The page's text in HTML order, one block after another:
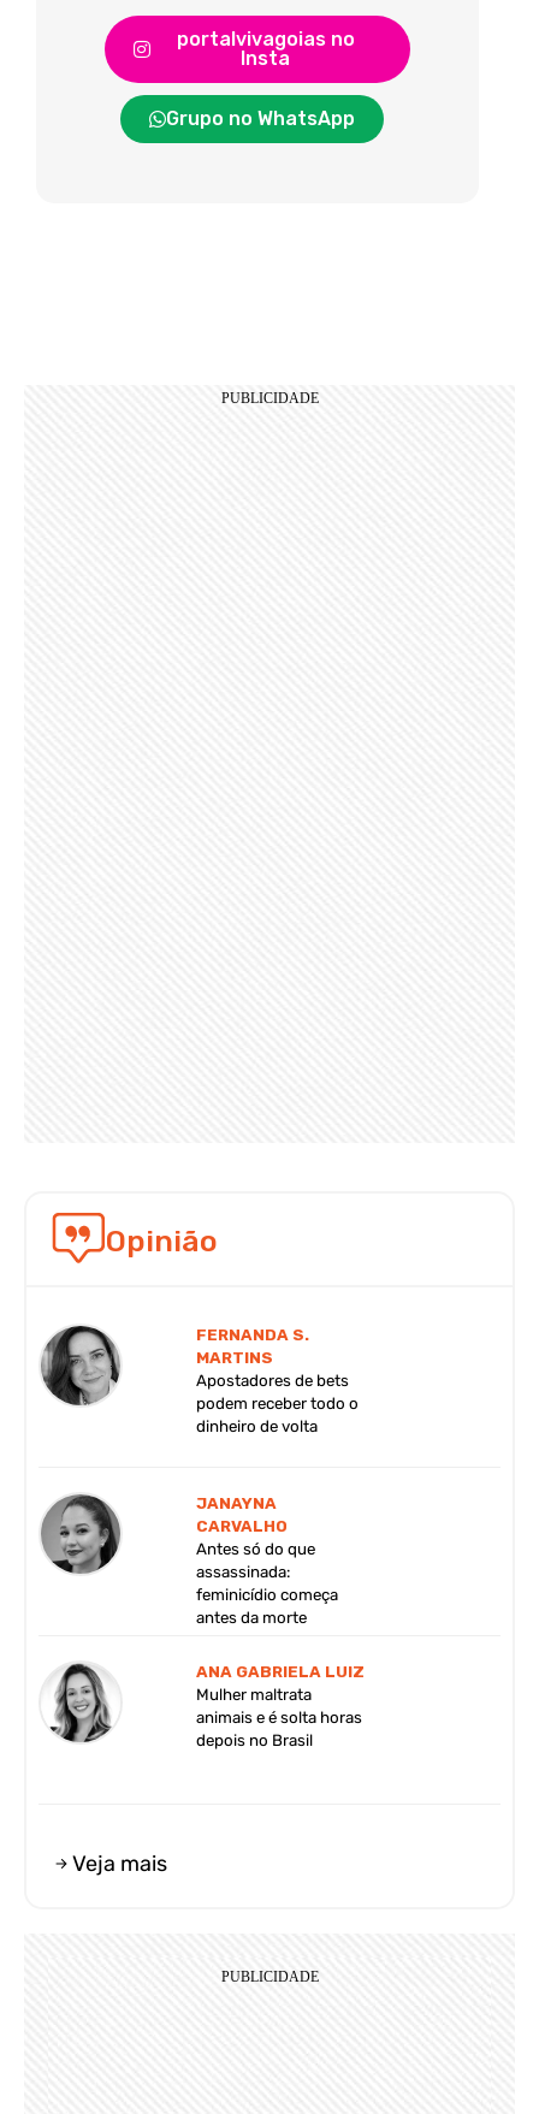
portalvivagoias no
Insta
Grupo no WhatsApp
Opinião
FERNANDA S.
MARTINS
Apostadores de bets
podem receber todo o
dinheiro de volta
JANAYNA
CARVALHO
Antes só do que
assassinada:
feminicídio começa
antes da morte
ANA GABRIELA LUIZ
Mulher maltrata
animais e é solta horas
depois no Brasil
Veja mais